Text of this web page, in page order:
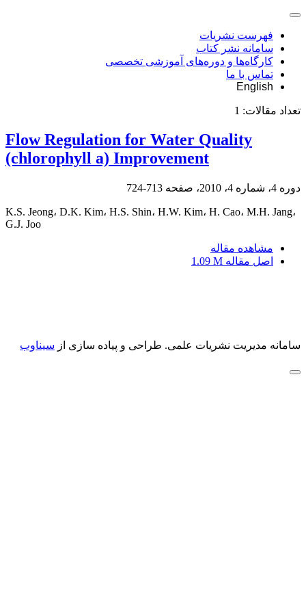
فهرست نشریات
سامانه نشر کتاب
کارگاه‌ها و دوره‌های آموزشی تخصصی
تماس با ما
English
تعداد مقالات: 1
Flow Regulation for Water Quality
(chlorophyll a) Improvement
دوره 4، شماره 4، 2010، صفحه 713-724
K.S. Jeong، D.K. Kim، H.S. Shin، H.W. Kim، H. Cao، M.H. Jang،
G.J. Joo
مشاهده مقاله
اصل مقاله 1.09 M
سامانه مدیریت نشریات علمی. طراحی و پیاده سازی از سیناوب